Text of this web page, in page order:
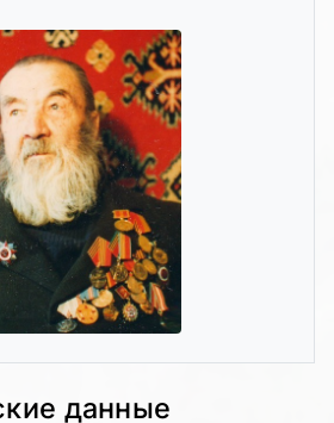
данные